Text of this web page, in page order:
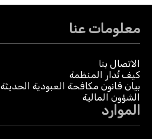
معلومات عنا
الاتصال بنا
كيف تُدار المنظمة
بيان قانون مكافحة العبودية الحديثة
الشؤون المالية
الموارد